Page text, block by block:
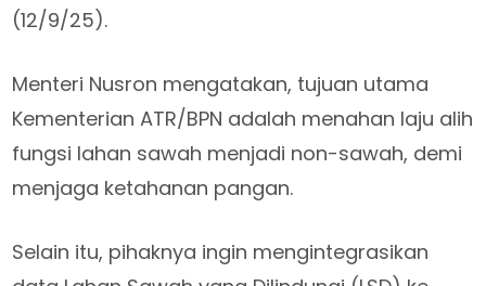
(12/9/25).
Menteri Nusron mengatakan, tujuan utama
Kementerian ATR/BPN adalah menahan laju alih
fungsi lahan sawah menjadi non-sawah, demi
menjaga ketahanan pangan.
Selain itu, pihaknya ingin mengintegrasikan